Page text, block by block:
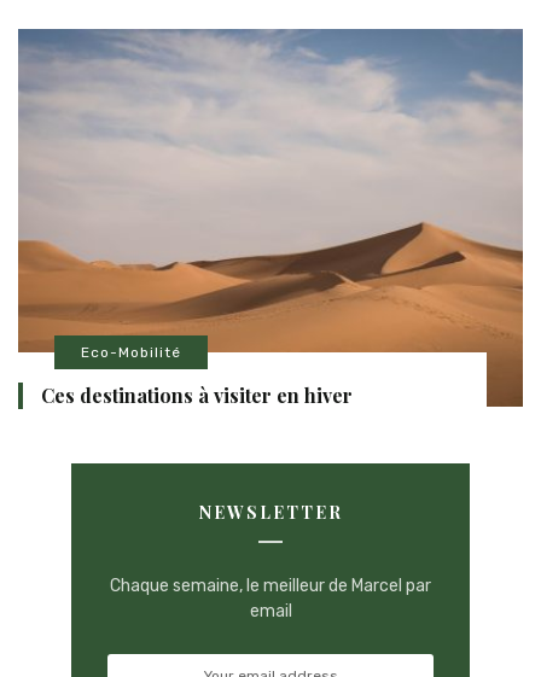
Eco-Mobilité
Ces destinations à visiter en hiver
NEWSLETTER
Chaque semaine, le meilleur de Marcel par
email